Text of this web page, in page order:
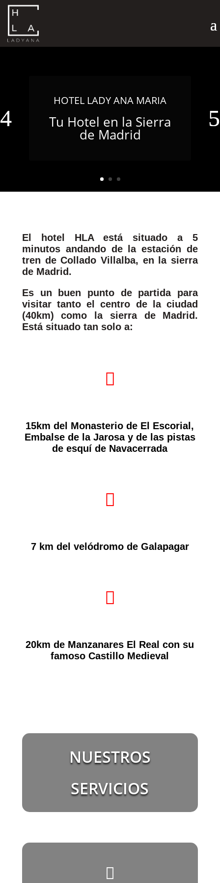
HOTEL LADY ANA MARIA
Tu Hotel en la Sierra
de Madrid
El hotel HLA está situado a 5
minutos andando de la estación de
tren de Collado Villalba, en la sierra
de Madrid.
Es un buen punto de partida para
visitar tanto el centro de la ciudad
(40km) como la sierra de Madrid.
Está situado tan solo a:

15km del Monasterio de El Escorial,
Embalse de la Jarosa y de las pistas
de esquí de Navacerrada

7 km del velódromo de Galapagar

20km de Manzanares El Real con su
famoso Castillo Medieval
NUESTROS
SERVICIOS
